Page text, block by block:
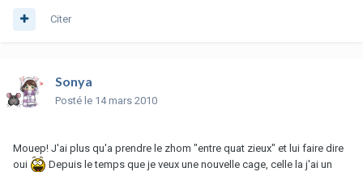
Citer
Sonya
Posté le 14 mars 2010
Mouep! J'ai plus qu'a prendre le zhom "entre quat zieux" et lui faire dire
oui
Depuis le temps que je veux une nouvelle cage, celle la j'ai un